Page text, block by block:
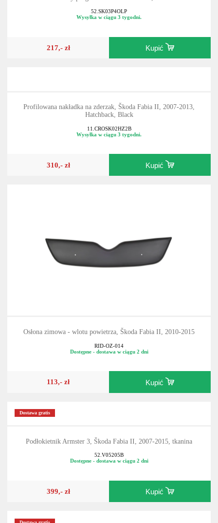
52.SK03P4OLP
Wysyłka w ciągu 3 tygodni.
217,- zł Kupić
Profilowana nakładka na zderzak, Škoda Fabia II, 2007-2013,
Hatchback, Black
11.CROSK02HZ2B
Wysyłka w ciągu 3 tygodni.
310,- zł Kupić
Osłona zimowa - wlotu powietrza, Škoda Fabia II, 2010-2015
RID-OZ-014
Dostępne - dostawa w ciągu 2 dni
113,- zł Kupić
Dostawa gratis
Podłokietnik Armster 3, Škoda Fabia II, 2007-2015, tkanina
52.V05205B
Dostępne - dostawa w ciągu 2 dni
399,- zł Kupić